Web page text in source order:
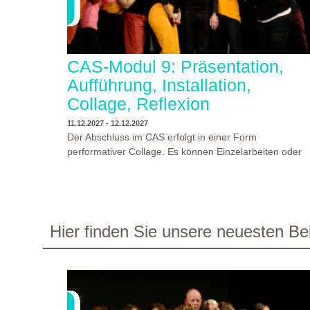
CAS-Modul 9: Präsentation,
Aufführung, Installation,
Collage, Reflexion
11.12.2027 - 12.12.2027
Der Abschluss im CAS erfolgt in einer Form
performativer Collage. Es können Einzelarbeiten oder
Programms gestalten mit Ihrer Form Raum und Zeit
Objekt oder Präsentation. Wir freuen uns über
WANN? 11.12.2027 - 12.12.2027, 10:00 - 17:00 UHR
Hier finden Sie unsere neuesten